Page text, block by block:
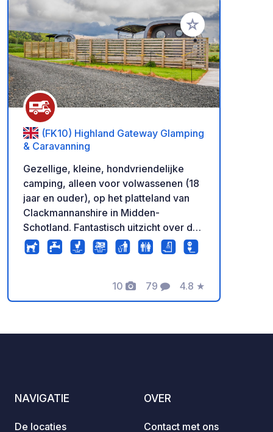
Voeg toe aan je
(FK10) Highland Gateway Glamping
& Caravanning
Gezellige, kleine, hondvriendelijke
camping, alleen voor volwassenen (18
jaar en ouder), op het platteland van
Clackmannanshire in Midden-
Schotland. Fantastisch uitzicht over de
heuvels van Ochil en het boerenland.
Onze 8 grote, verharde staanplaatsen
januari) en hebben privéwater, een
afvoer voor grijs water en een
pitstop, alles inbegrepen in de
10
Foto's
79
Commentaren
4.8
Beoordeling
★
NAVIGATIE
De locaties
OVER
Contact met ons